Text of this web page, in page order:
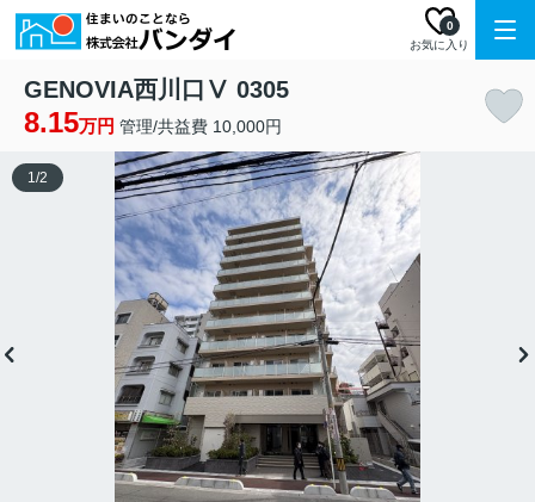
お気に入り
0
GENOVIA西川口Ⅴ 0305
8.15万円 管理/共益費 10,000円
1/2